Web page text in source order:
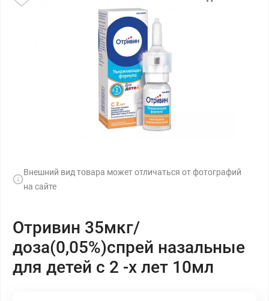
Внешний вид товара может отличаться от фотографий
на сайте
Отривин 35мкг/
доза(0,05%)спрей назальные
для детей с 2 -х лет 10мл